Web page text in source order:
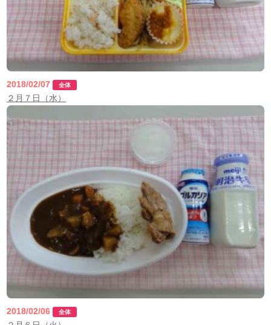
2018/02/07 全体
２月７日（水）
2018/02/06 全体